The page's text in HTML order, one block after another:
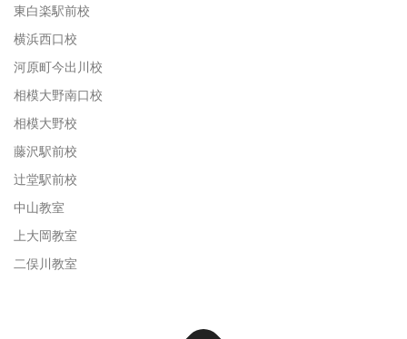
東白楽駅前校
横浜西口校
河原町今出川校
相模大野南口校
相模大野校
藤沢駅前校
辻堂駅前校
中山教室
上大岡教室
二俣川教室